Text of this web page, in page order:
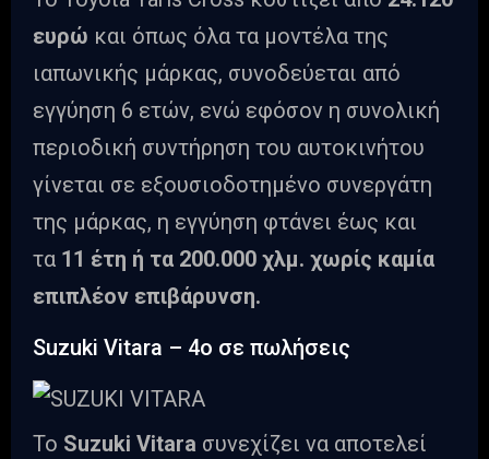
ευρώ και όπως όλα τα μοντέλα της
ιαπωνικής μάρκας, συνοδεύεται από
εγγύηση 6 ετών, ενώ εφόσον η συνολική
περιοδική συντήρηση του αυτοκινήτου
γίνεται σε εξουσιοδοτημένο συνεργάτη
της μάρκας, η εγγύηση φτάνει έως και
τα 11 έτη ή τα 200.000 χλμ. χωρίς καμία
επιπλέον επιβάρυνση.
Suzuki Vitara – 4ο σε πωλήσεις
Το Suzuki Vitara συνεχίζει να αποτελεί